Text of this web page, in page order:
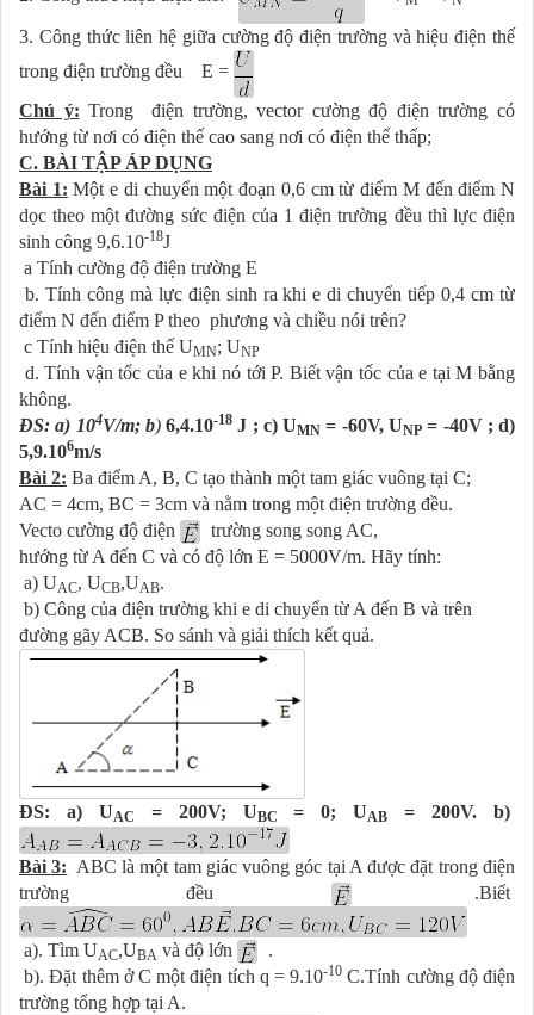
3. Công thức liên hệ giữa cường độ điện trường và hiệu điện thế
trong điện trường đều E =
Chú ý: Trong điện trường, vector cường độ điện trường có
hướng từ nơi có điện thế cao sang nơi có điện thế thấp;
C. BÀI TẬP ÁP DỤNG
Bài 1: Một e di chuyển một đoạn 0,6 cm từ điểm M đến điểm N
dọc theo một đường sức điện của 1 điện trường đều thì lực điện
sinh công 9,6.10-18J
a Tính cường độ điện trường E
b. Tính công mà lực điện sinh ra khi e di chuyển tiếp 0,4 cm từ
điểm N đến điểm P theo phương và chiều nói trên?
c Tính hiệu điện thế UMN; UNP
d. Tính vận tốc của e khi nó tới P. Biết vận tốc của e tại M bằng
không.
ĐS: a) 104V/m; b)6,4.10-18 J ; c) UMN = -60V, UNP = -40V ; d)
5,9.106m/s
Bài 2: Ba điểm A, B, C tạo thành một tam giác vuông tại C;
AC = 4cm, BC = 3cm và nằm trong một điện trường đều.
Vecto cường độ điện
trường song song AC,
hướng từ A đến C và có độ lớn E = 5000V/m. Hãy tính:
a) UAC, UCB,UAB.
b) Công của điện trường khi e di chuyển từ A đến B và trên
đường gãy ACB. So sánh và giải thích kết quả.
ĐS: a) UAC = 200V; UBC = 0; UAB = 200V. b)
Bài 3: ABC là một tam giác vuông góc tại A được đặt trong điện
trường đều
.Biết
a). Tìm UAC,UBA và độ lớn
.
b). Đặt thêm ở C một điện tích q = 9.10-10 C.Tính cường độ điện
trường tổng hợp tại A.